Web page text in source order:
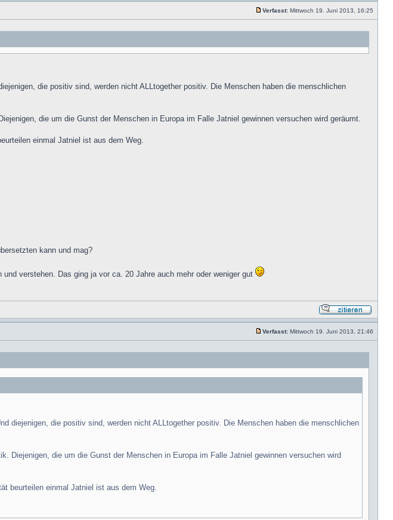
Verfasst: Mittwoch 19. Juni 2013, 16:25
die positiv sind, werden nicht ALLtogether positiv. Die Menschen haben die menschlichen
die um die Gunst der Menschen in Europa im Falle Jatniel gewinnen versuchen wird geräumt.
einmal Jatniel ist aus dem Weg.
kann und mag?
verstehen. Das ging ja vor ca. 20 Jahre auch mehr oder weniger gut
Verfasst: Mittwoch 19. Juni 2013, 21:46
diejenigen, die positiv sind, werden nicht ALLtogether positiv. Die Menschen haben die menschlichen
Diejenigen, die um die Gunst der Menschen in Europa im Falle Jatniel gewinnen versuchen wird
beurteilen einmal Jatniel ist aus dem Weg.